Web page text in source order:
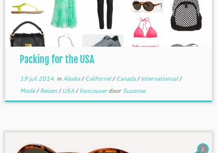
Packing for the USA
19 juli 2014in Alaska/Californië/Canada/Internationaal/
Mode/Reizen/USA/ VancouverdoorSuzanne
2